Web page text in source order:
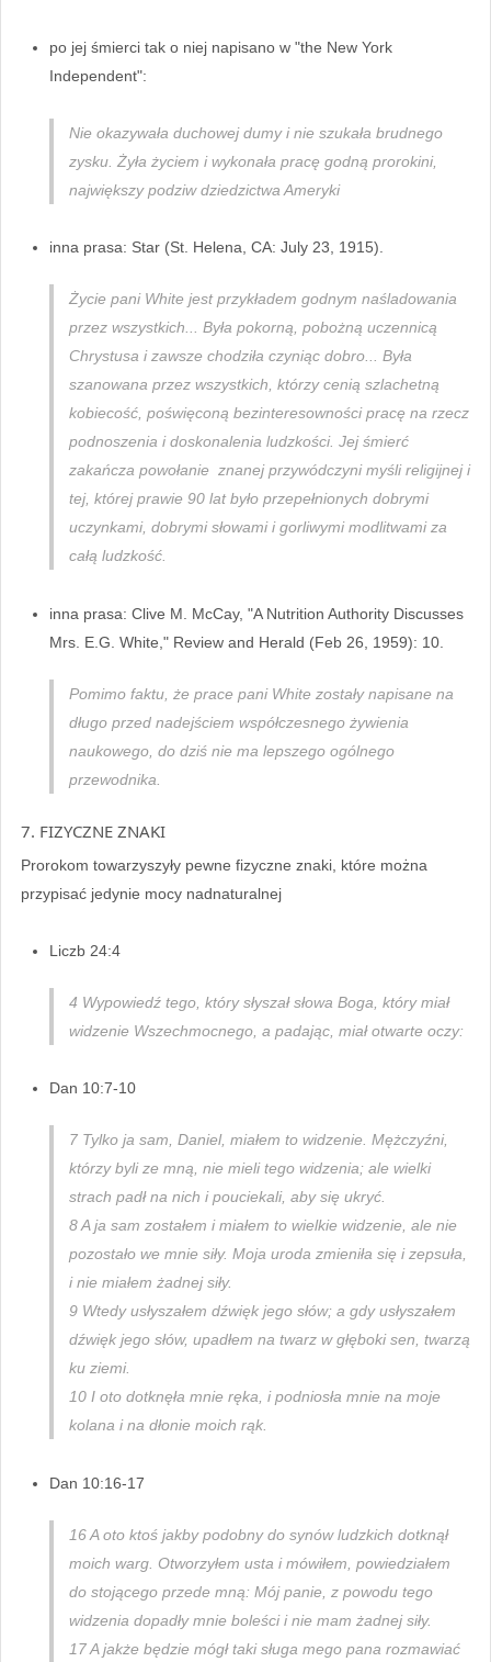
po jej śmierci tak o niej napisano w "the New York
Independent":
Nie okazywała duchowej dumy i nie szukała brudnego
zysku. Żyła życiem i wykonała pracę godną prorokini,
największy podziw dziedzictwa Ameryki
inna prasa: Star (St. Helena, CA: July 23, 1915).
Życie pani White jest przykładem godnym naśladowania
przez wszystkich... Była pokorną, pobożną uczennicą
Chrystusa i zawsze chodziła czyniąc dobro... Była
szanowana przez wszystkich, którzy cenią szlachetną
kobiecość, poświęconą bezinteresowności pracę na rzecz
podnoszenia i doskonalenia ludzkości. Jej śmierć
zakańcza powołanie znanej przywódczyni myśli religijnej i
tej, której prawie 90 lat było przepełnionych dobrymi
uczynkami, dobrymi słowami i gorliwymi modlitwami za
całą ludzkość.
inna prasa: Clive M. McCay, "A Nutrition Authority Discusses
Mrs. E.G. White," Review and Herald (Feb 26, 1959): 10.
Pomimo faktu, że prace pani White zostały napisane na
długo przed nadejściem współczesnego żywienia
naukowego, do dziś nie ma lepszego ogólnego
przewodnika.
7. FIZYCZNE ZNAKI
Prorokom towarzyszyły pewne fizyczne znaki, które można
przypisać jedynie mocy nadnaturalnej
Liczb 24:4
4 Wypowiedź tego, który słyszał słowa Boga, który miał
widzenie Wszechmocnego, a padając, miał otwarte oczy:
Dan 10:7-10
7 Tylko ja sam, Daniel, miałem to widzenie. Mężczyźni,
którzy byli ze mną, nie mieli tego widzenia; ale wielki
strach padł na nich i pouciekali, aby się ukryć.
8 A ja sam zostałem i miałem to wielkie widzenie, ale nie
pozostało we mnie siły. Moja uroda zmieniła się i zepsuła,
i nie miałem żadnej siły.
9 Wtedy usłyszałem dźwięk jego słów; a gdy usłyszałem
dźwięk jego słów, upadłem na twarz w głęboki sen, twarzą
ku ziemi.
10 I oto dotknęła mnie ręka, i podniosła mnie na moje
kolana i na dłonie moich rąk.
Dan 10:16-17
16 A oto ktoś jakby podobny do synów ludzkich dotknął
moich warg. Otworzyłem usta i mówiłem, powiedziałem
do stojącego przede mną: Mój panie, z powodu tego
widzenia dopadły mnie boleści i nie mam żadnej siły.
17 A jakże będzie mógł taki sługa mego pana rozmawiać